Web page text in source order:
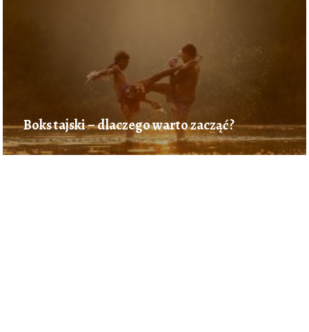
Boks tajski – dlaczego warto zacząć?